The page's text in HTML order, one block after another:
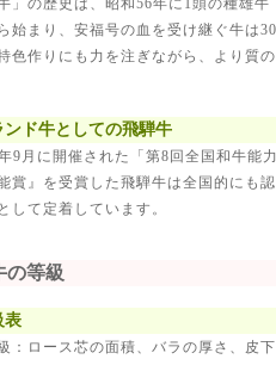
牛」の歴史は、昭和56年に1頭の種雄
始まり、安福号の血を受け継ぐ牛は
色作りにも力を注ぎながら、より質
ド牛としての飛騨牛
9月に開催された「第8回全国和牛能
賞』を受賞した飛騨牛は全国的にも
して定着しています。
の等級
：ロース芯の面積、バラの厚さ、皮